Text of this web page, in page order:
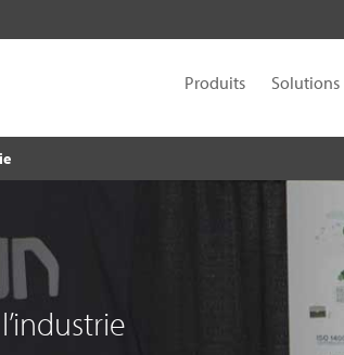
Produits Solutions